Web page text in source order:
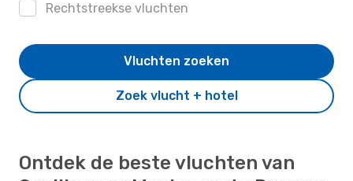
Rechtstreekse vluchten
Zoek vlucht + hotel
Vluchten zoeken
Ontdek de beste vluchten van